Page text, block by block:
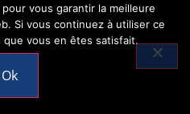
vous garantir la meilleure
Si vous continuez à utiliser ce
vous en êtes satisfait.
Ok